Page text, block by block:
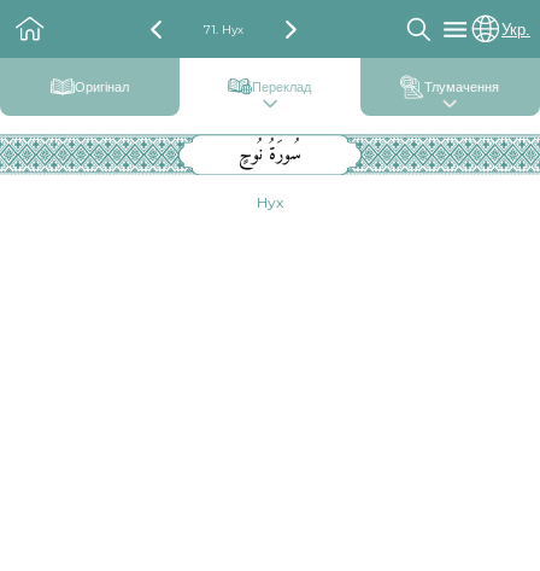
71. Нух Укр.
Оригінал Переклад Тлумачення
سُورَةُ نُوحٍ
Нух